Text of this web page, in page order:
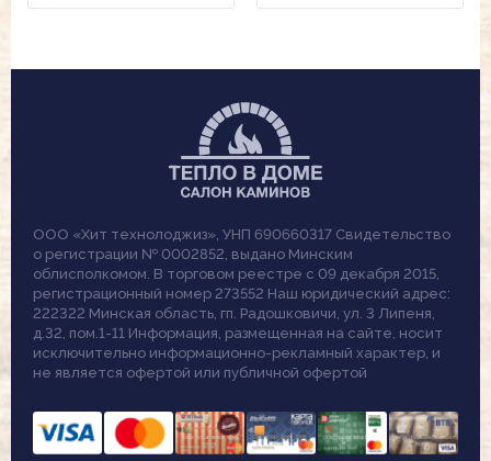
ООО «Хит технолоджиз», УНП 690660317 Свидетельство
о регистрации № 0002852, выдано Минским
облисполкомом. В торговом реестре с 09 декабря 2015,
регистрационный номер 273552 Наш юридический адрес:
222322 Минская область, гп. Радошковичи, ул. 3 Липеня,
д.32, пом.1-11 Информация, размещенная на сайте, носит
исключительно информационно-рекламный характер, и
не является офертой или публичной офертой